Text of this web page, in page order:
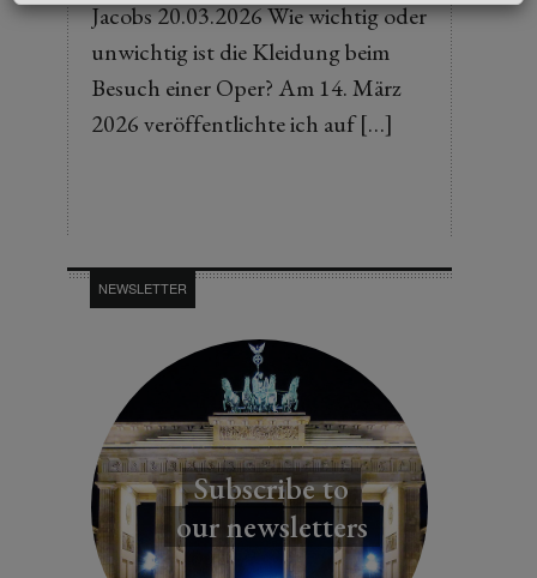
Jacobs 20.03.2026 Wie wichtig oder
unwichtig ist die Kleidung beim
Besuch einer Oper? Am 14. März
2026 veröffentlichte ich auf […]
NEWSLETTER
Subscribe to
our newsletters